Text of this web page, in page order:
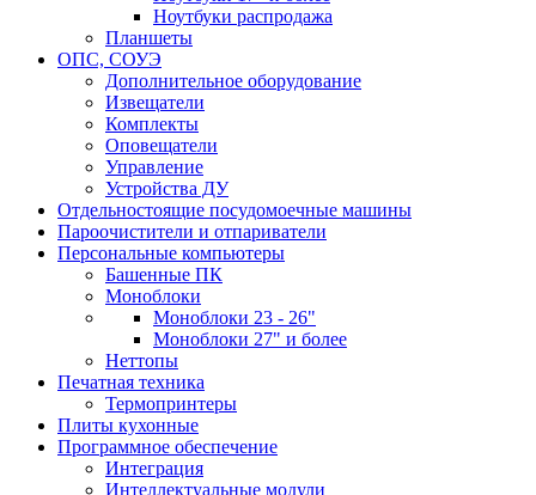
Ноутбуки распродажа
Планшеты
ОПС, СОУЭ
Дополнительное оборудование
Извещатели
Комплекты
Оповещатели
Управление
Устройства ДУ
Отдельностоящие посудомоечные машины
Пароочистители и отпариватели
Персональные компьютеры
Башенные ПК
Моноблоки
Моноблоки 23 - 26"
Моноблоки 27" и более
Неттопы
Печатная техника
Термопринтеры
Плиты кухонные
Программное обеспечение
Интеграция
Интеллектуальные модули